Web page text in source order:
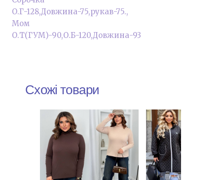
О.Г-128,Довжина-75,рукав-75.,
Мом
О.Т(ГУМ)-90,О.Б-120,Довжина-93
Схожі товари